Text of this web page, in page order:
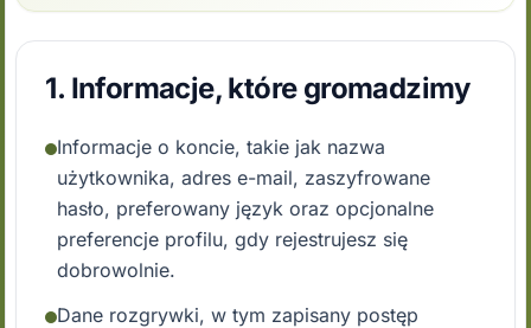
1. Informacje, które gromadzimy
Informacje o koncie, takie jak nazwa
użytkownika, adres e-mail, zaszyfrowane
hasło, preferowany język oraz opcjonalne
preferencje profilu, gdy rejestrujesz się
dobrowolnie.
Dane rozgrywki, w tym zapisany postęp